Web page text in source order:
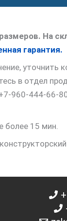
На
гарантия.
уточнить
в отдел
960-444-66-
более 15 мин.